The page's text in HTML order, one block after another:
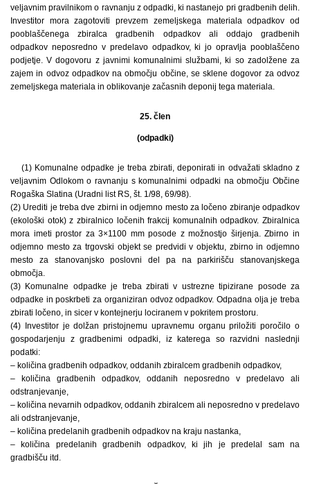
veljavnim pravilnikom o ravnanju z odpadki, ki nastanejo pri gradbenih delih.
Investitor mora zagotoviti prevzem zemeljskega materiala odpadkov od
pooblaščenega zbiralca gradbenih odpadkov ali oddajo gradbenih
odpadkov neposredno v predelavo odpadkov, ki jo opravlja pooblaščeno
podjetje. V dogovoru z javnimi komunalnimi službami, ki so zadolžene za
zajem in odvoz odpadkov na območju občine, se sklene dogovor za odvoz
zemeljskega materiala in oblikovanje začasnih deponij tega materiala.
25. člen
(odpadki)
(1) Komunalne odpadke je treba zbirati, deponirati in odvažati skladno z
veljavnim Odlokom o ravnanju s komunalnimi odpadki na območju Občine
Rogaška Slatina (Uradni list RS, št. 1/98, 69/98).
(2) Urediti je treba dve zbirni in odjemno mesto za ločeno zbiranje odpadkov
(ekološki otok) z zbiralnico ločenih frakcij komunalnih odpadkov. Zbiralnica
mora imeti prostor za 3×1100 mm posode z možnostjo širjenja. Zbirno in
odjemno mesto za trgovski objekt se predvidi v objektu, zbirno in odjemno
mesto za stanovanjsko poslovni del pa na parkirišču stanovanjskega
območja.
(3) Komunalne odpadke je treba zbirati v ustrezne tipizirane posode za
odpadke in poskrbeti za organiziran odvoz odpadkov. Odpadna olja je treba
zbirati ločeno, in sicer v kontejnerju lociranem v pokritem prostoru.
(4) Investitor je dolžan pristojnemu upravnemu organu priložiti poročilo o
gospodarjenju z gradbenimi odpadki, iz katerega so razvidni naslednji
podatki:
– količina gradbenih odpadkov, oddanih zbiralcem gradbenih odpadkov,
– količina gradbenih odpadkov, oddanih neposredno v predelavo ali
odstranjevanje,
– količina nevarnih odpadkov, oddanih zbiralcem ali neposredno v predelavo
ali odstranjevanje,
– količina predelanih gradbenih odpadkov na kraju nastanka,
– količina predelanih gradbenih odpadkov, ki jih je predelal sam na
gradbišču itd.